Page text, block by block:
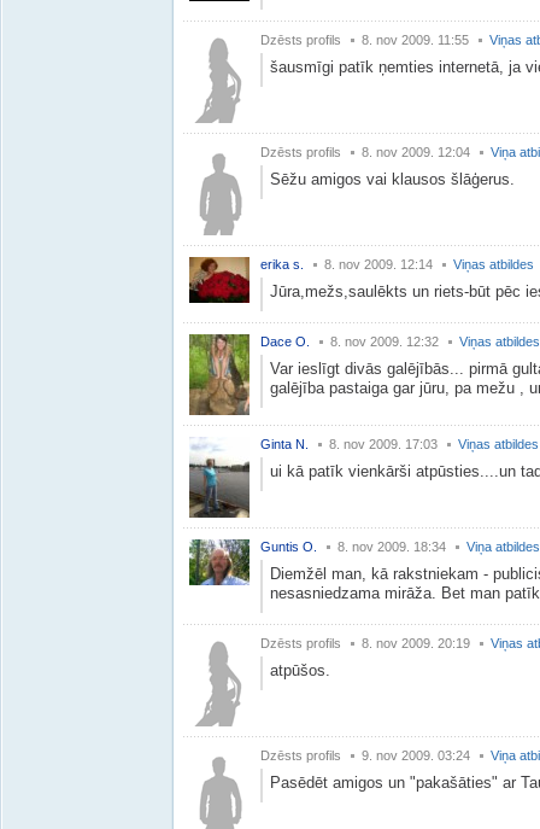
Dzēsts profils 8. nov 2009. 11:55 Viņas
šausmīgi patīk ņemties internetā, ja
Dzēsts profils 8. nov 2009. 12:04 Viņa
Sēžu amigos vai klausos šlāģerus.
erika s. 8. nov 2009. 12:14 Viņas atbildes
Jūra,mežs,saulēkts un riets-būt pēc
Dace O. 8. nov 2009. 12:32 Viņas atbildes
Var ieslīgt divās galējībās... pirmā
galējība pastaiga gar jūru, pa mežu ,
Ginta N. 8. nov 2009. 17:03 Viņas atbildes
ui kā patīk vienkārši atpūsties....un
Guntis O. 8. nov 2009. 18:34 Viņa atbildes
Diemžēl man, kā rakstniekam -
nesasniedzama mirāža. Bet man
Dzēsts profils 8. nov 2009. 20:19 Viņas
atpūšos.
Dzēsts profils 9. nov 2009. 03:24 Viņa
Pasēdēt amigos un "pakašāties" ar